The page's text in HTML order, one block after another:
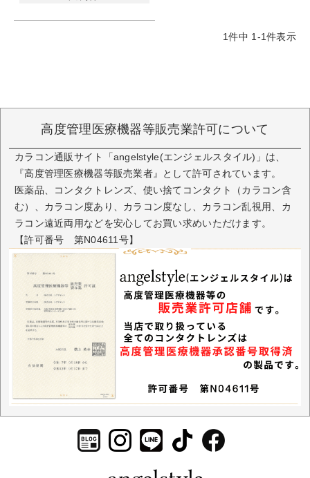
1件中 1-1件表示
高度管理医療機器等販売業許可について
カラコン通販サイト「angelstyle(エンジェルスタイル)」は、
『高度管理医療機器等販売業者』として許可されています。
医薬品、コンタクトレンズ、使い捨てコンタクト（カラコン含
む）、カラコン度あり、カラコン度なし、カラコン乱視用、カ
ラコン遠近両用などを安心してお買い求めいただけます。
【許可番号 第N04611号】